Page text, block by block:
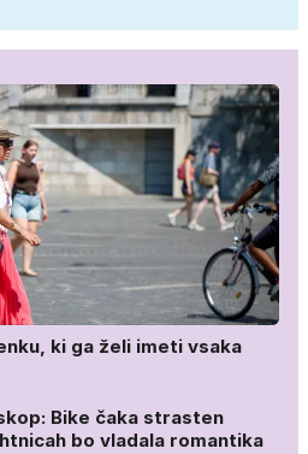
ki ga želi imeti vsaka
Bike čaka strasten
bo vladala romantika